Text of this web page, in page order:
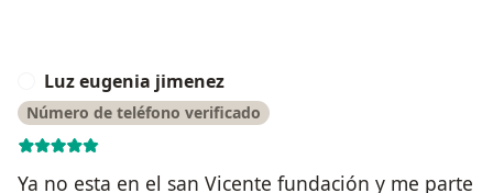
Luz eugenia jimenez
Número de teléfono verificado
Ya no esta en el san Vicente fundación y me parte